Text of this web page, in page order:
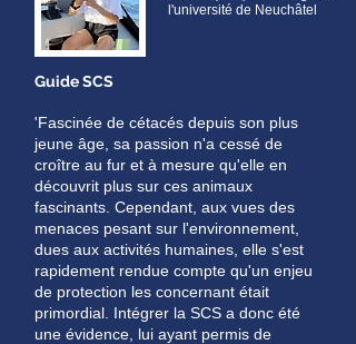
l'université de Neuchâtel
Guide SCS
'Fascinée de cétacés depuis son plus
jeune âge, sa passion n'a cessé de
croître au fur et à mesure qu'elle en
découvrit plus sur ces animaux
fascinants. Cependant, aux vues des
menaces pesant sur l'environnement,
dues aux activités humaines, elle s'est
rapidement rendue compte qu'un enjeu
de protection les concernant était
primordial. Intégrer la SCS a donc été
une évidence, lui ayant permis de